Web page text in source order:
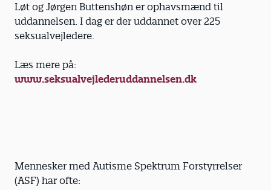
Løt og Jørgen Buttenshøn er ophavsmænd til
uddannelsen. I dag er der uddannet over 225
seksualvejledere.
Læs mere på:
www.seksualvejlederuddannelsen.dk
Mennesker med Autisme Spektrum Forstyrrelser
(ASF) har ofte: